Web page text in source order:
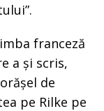
franceză
a și scris,
de
pe Rilke pe